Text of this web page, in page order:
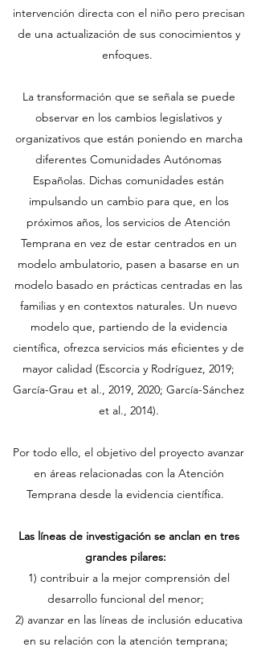
intervención directa con el niño pero precisan
de una actualización de sus conocimientos y
enfoques.
La transformación que se señala se puede
observar en los cambios legislativos y
organizativos que están poniendo en marcha
diferentes Comunidades Autónomas
Españolas. Dichas comunidades están
impulsando un cambio para que, en los
próximos años, los servicios de Atención
Temprana en vez de estar centrados en un
modelo ambulatorio, pasen a basarse en un
modelo basado en prácticas centradas en las
familias y en contextos naturales. Un nuevo
modelo que, partiendo de la evidencia
científica, ofrezca servicios más eficientes y de
mayor calidad (Escorcia y Rodríguez, 2019;
García-Grau et al., 2019, 2020; García-Sánchez
et al., 2014).
Por todo ello, el objetivo del proyecto avanzar
en áreas relacionadas con la Atención
Temprana desde la evidencia científica.
Las líneas de investigación se anclan en tres
grandes pilares:
1) contribuir a la mejor comprensión del
desarrollo funcional del menor;
2) avanzar en las líneas de inclusión educativa
en su relación con la atención temprana;